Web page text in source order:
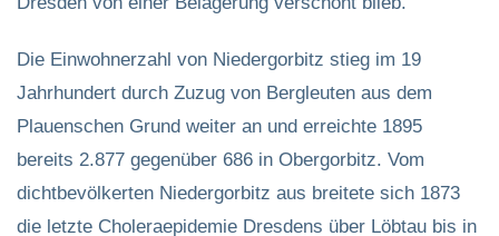
Die Einwohnerzahl von Niedergorbitz stieg im 19
Jahrhundert durch Zuzug von Bergleuten aus dem
Plauenschen Grund weiter an und erreichte 1895
bereits 2.877 gegenüber 686 in Obergorbitz. Vom
dichtbevölkerten Niedergorbitz aus breitete sich 1873
die letzte Choleraepidemie Dresdens über Löbtau bis in